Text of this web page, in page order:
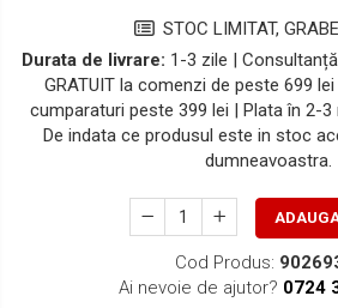
STOC LIMITAT,
Durata de livrare: 1-3 zile |
GRATUIT la comenzi de peste 699
cumparaturi peste 399 lei | Plata în 2-3
De indata ce produsul este in stoc
dumneavoastra.
Cod Produs:
Ai nevoie de ajutor? 0724